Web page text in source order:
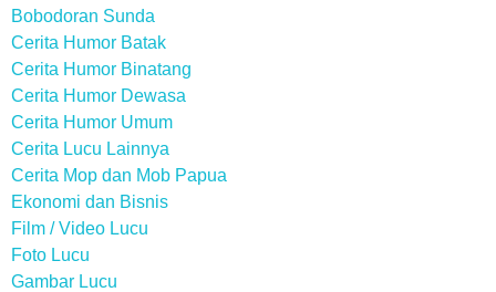
Bobodoran Sunda
Cerita Humor Batak
Cerita Humor Binatang
Cerita Humor Dewasa
Cerita Humor Umum
Cerita Lucu Lainnya
Cerita Mop dan Mob Papua
Ekonomi dan Bisnis
Film / Video Lucu
Foto Lucu
Gambar Lucu